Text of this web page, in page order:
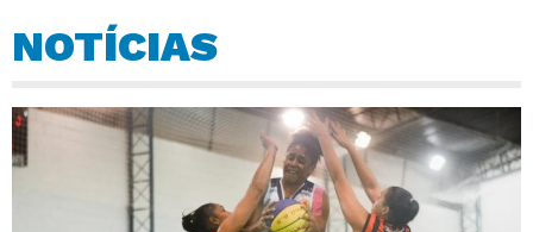
NOTÍCIAS